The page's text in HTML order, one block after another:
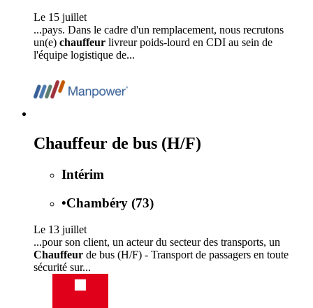
Le 15 juillet
...pays. Dans le cadre d'un remplacement, nous recrutons
un(e) chauffeur livreur poids-lourd en CDI au sein de
l'équipe logistique de...
Chauffeur de bus (H/F)
Intérim
•Chambéry (73)
Le 13 juillet
...pour son client, un acteur du secteur des transports, un
Chauffeur de bus (H/F) - Transport de passagers en toute
sécurité sur...